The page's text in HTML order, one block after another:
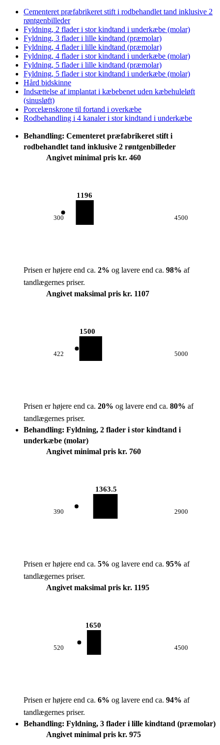
Cementeret præfabrikeret stift i rodbehandlet tand inklusive 2
røntgenbilleder
Fyldning, 2 flader i stor kindtand i underkæbe (molar)
Fyldning, 3 flader i lille kindtand (præmolar)
Fyldning, 4 flader i lille kindtand (præmolar)
Fyldning, 4 flader i stor kindtand i underkæbe (molar)
Fyldning, 5 flader i lille kindtand (præmolar)
Fyldning, 5 flader i stor kindtand i underkæbe (molar)
Hård bidskinne
Indsættelse af implantat i kæbebenet uden kæbehuleløft
(sinusløft)
Porcelænskrone til fortand i overkæbe
Rodbehandling i 4 kanaler i stor kindtand i underkæbe
Behandling: Cementeret præfabrikeret stift i
rodbehandlet tand inklusive 2 røntgenbilleder
Angivet minimal pris kr. 460
300
1196
4500
Prisen er højere end ca. 2% og lavere end ca. 98% af
tandlægernes priser.
Angivet maksimal pris kr. 1107
422
1500
5000
Prisen er højere end ca. 20% og lavere end ca. 80% af
tandlægernes priser.
Behandling: Fyldning, 2 flader i stor kindtand i
underkæbe (molar)
Angivet minimal pris kr. 760
390
1363.5
2900
Prisen er højere end ca. 5% og lavere end ca. 95% af
tandlægernes priser.
Angivet maksimal pris kr. 1195
520
1650
4500
Prisen er højere end ca. 6% og lavere end ca. 94% af
tandlægernes priser.
Behandling: Fyldning, 3 flader i lille kindtand (præmolar)
Angivet minimal pris kr. 975